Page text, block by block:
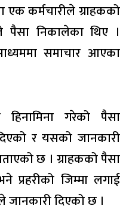
कर्मचारीले ग्राहकको
पैसा निकालेका थिए ।
समाचार आएका
गरेको पैसा
र यसको जानकारी
छ । ग्राहकको पैसा
प्रहरीको जिम्मा लगाई
दिएको छ ।